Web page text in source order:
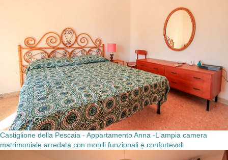
Castiglione della Pescaia - Appartamento Anna -L'ampia camera
matrimoniale arredata con mobili funzionali e confortevoli